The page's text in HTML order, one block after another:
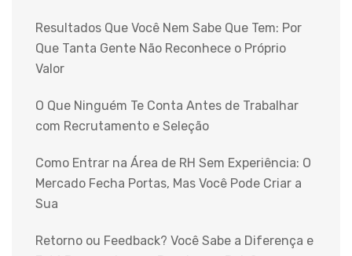
Resultados Que Você Nem Sabe Que Tem: Por
Que Tanta Gente Não Reconhece o Próprio
Valor
O Que Ninguém Te Conta Antes de Trabalhar
com Recrutamento e Seleção
Como Entrar na Área de RH Sem Experiência: O
Mercado Fecha Portas, Mas Você Pode Criar a
Sua
Retorno ou Feedback? Você Sabe a Diferença e